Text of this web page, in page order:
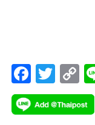
F
ac
e
T
wi
tt
C
o
p